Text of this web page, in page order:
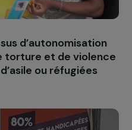
à l’égard des